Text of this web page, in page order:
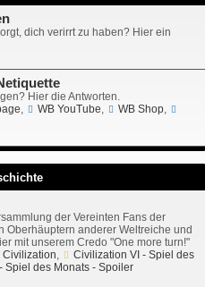
dich verirrt zu haben? Hier ein
Hier die Antworten.
, WB YouTube, WB Shop,
der Vereinten Fans der
Oberhäuptern anderer Weltreiche und
mit unserem Credo "One more turn!"
Civilization,
Civilization VI - Spiel des
Spiel des Monats - Spoiler